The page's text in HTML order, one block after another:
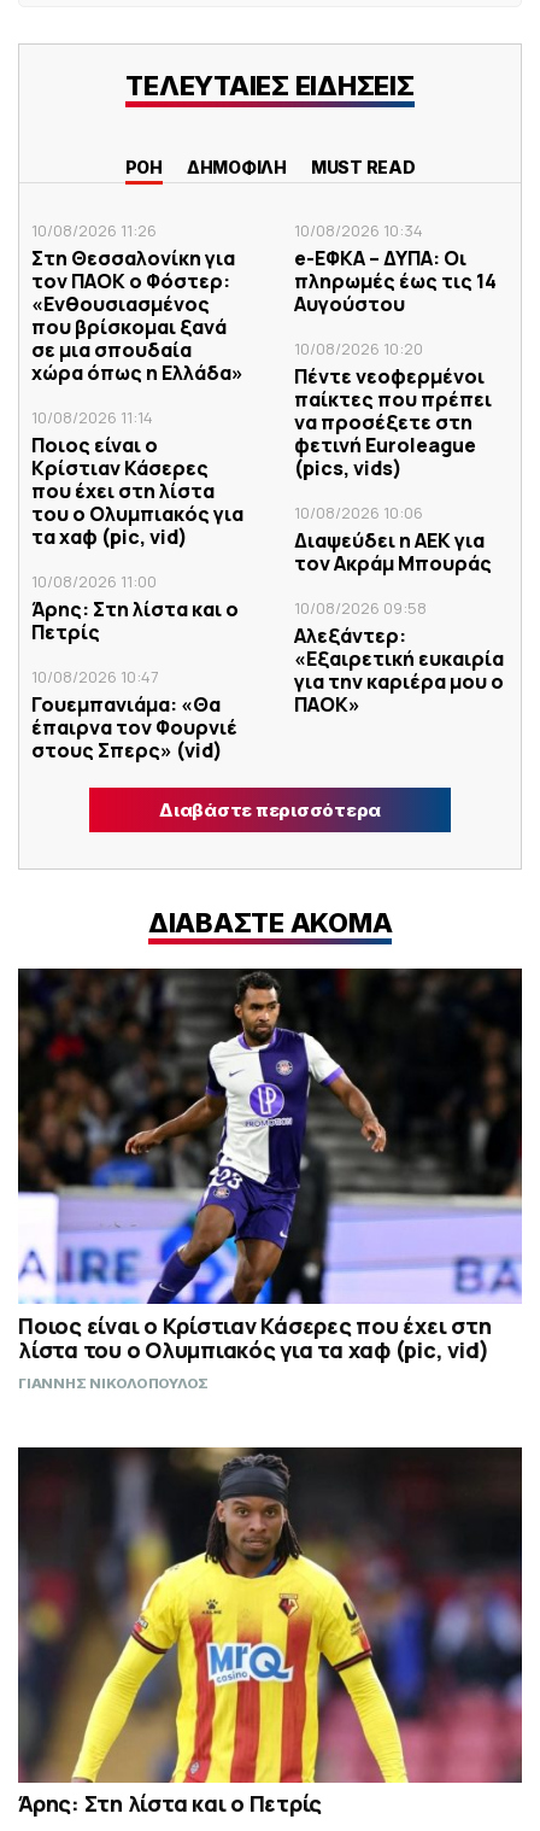
ΤΕΛΕΥΤΑΙΕΣ ΕΙΔΗΣΕΙΣ
ΡΟΗ ΔΗΜΟΦΙΛΗ MUST READ
10/08/2026 11:26
Στη Θεσσαλονίκη για
τον ΠΑΟΚ ο Φόστερ:
«Ενθουσιασμένος
που βρίσκομαι ξανά
σε μια σπουδαία
χώρα όπως η Ελλάδα»
10/08/2026 11:14
Ποιος είναι ο
Κρίστιαν Κάσερες
που έχει στη λίστα
του ο Ολυμπιακός για
τα χαφ (pic, vid)
10/08/2026 11:00
Άρης: Στη λίστα και ο
Πετρίς
10/08/2026 10:47
Γουεμπανιάμα: «Θα
έπαιρνα τον Φουρνιέ
στους Σπερς» (vid)
10/08/2026 10:34
e-ΕΦΚΑ – ΔΥΠΑ: Οι
πληρωμές έως τις 14
Αυγούστου
10/08/2026 10:20
Πέντε νεοφερμένοι
παίκτες που πρέπει
να προσέξετε στη
φετινή Euroleague
(pics, vids)
10/08/2026 10:06
Διαψεύδει η ΑΕΚ για
τον Ακράμ Μπουράς
10/08/2026 09:58
Αλεξάντερ:
«Εξαιρετική ευκαιρία
για την καριέρα μου ο
ΠΑΟΚ»
Διαβάστε περισσότερα
ΔΙΑΒΑΣΤΕ ΑΚΟΜΑ
Ποιος είναι ο Κρίστιαν Κάσερες που έχει στη
λίστα του ο Ολυμπιακός για τα χαφ (pic, vid)
ΓΙΑΝΝΗΣ ΝΙΚΟΛΟΠΟΥΛΟΣ
Άρης: Στη λίστα και ο Πετρίς